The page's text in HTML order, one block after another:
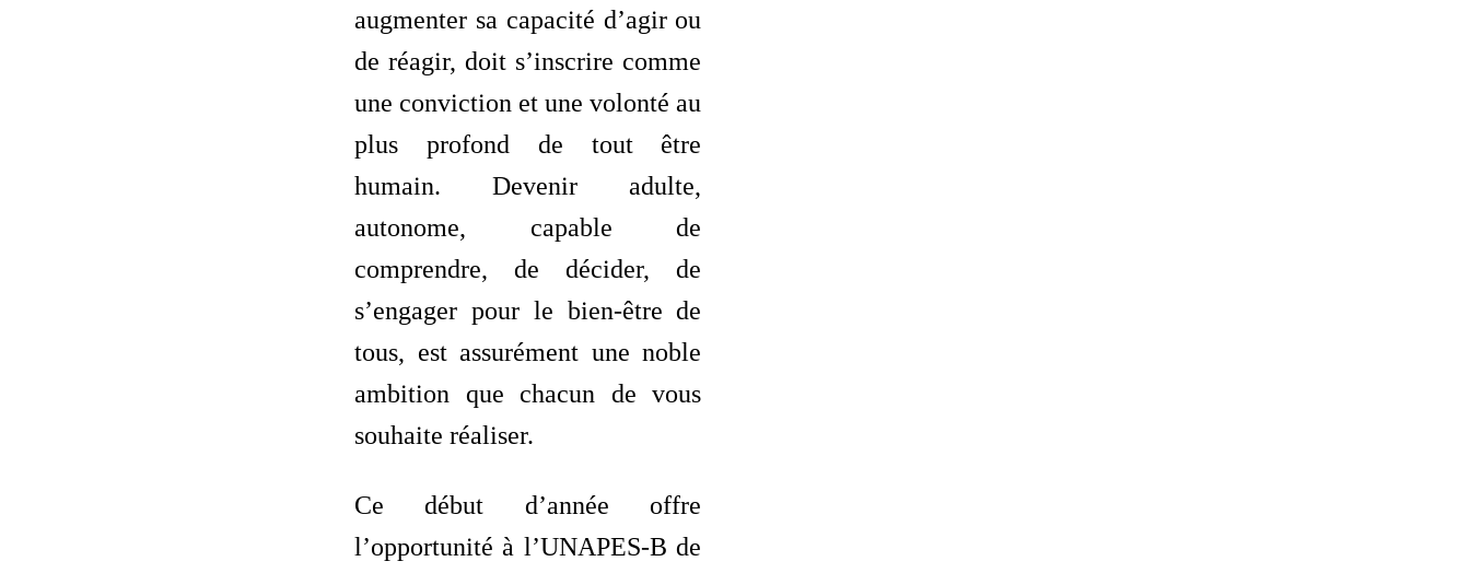
augmenter sa capacité d’agir ou
de réagir, doit s’inscrire comme
une conviction et une volonté au
plus profond de tout être
humain. Devenir adulte,
autonome, capable de
comprendre, de décider, de
s’engager pour le bien-être de
tous, est assurément une noble
ambition que chacun de vous
souhaite réaliser.
Ce début d’année offre
l’opportunité à l’UNAPES-B de